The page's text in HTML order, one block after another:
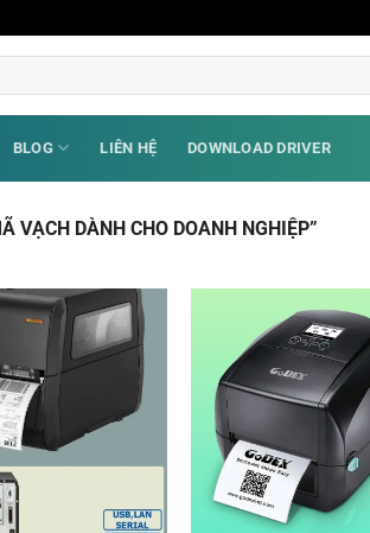
BLOG LIÊN HỆ DOWNLOAD DRIVER
VẠCH DÀNH CHO DOANH NGHIỆP”